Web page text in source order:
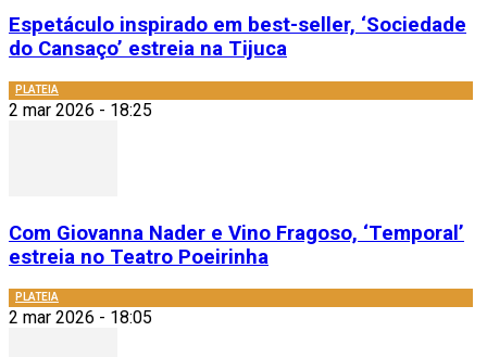
Espetáculo inspirado em best-seller, ‘Sociedade
do Cansaço’ estreia na Tijuca
PLATEIA
2 mar 2026 - 18:25
Com Giovanna Nader e Vino Fragoso, ‘Temporal’
estreia no Teatro Poeirinha
PLATEIA
2 mar 2026 - 18:05